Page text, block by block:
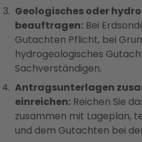
Geologisches oder
beauftragen:Bei
Gutachten Pflicht, bei
hydrogeologisches
Sachverständigen.
Antragsunterlagen
einreichen:Reichen Sie
zusammen mit Lageplan,
und dem Gutachten bei